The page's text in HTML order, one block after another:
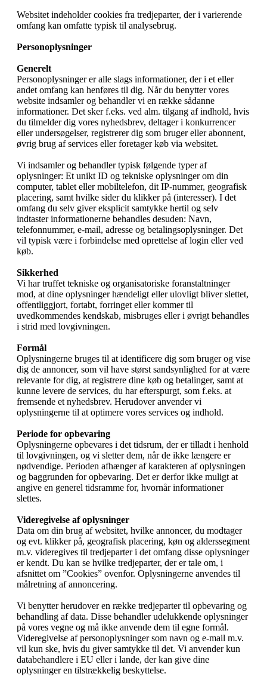
Websitet indeholder cookies fra tredjeparter, der i varierende
omfang kan omfatte typisk til analysebrug.
Personoplysninger
Generelt
Personoplysninger er alle slags informationer, der i et eller
andet omfang kan henføres til dig. Når du benytter vores
website indsamler og behandler vi en række sådanne
informationer. Det sker f.eks. ved alm. tilgang af indhold, hvis
du tilmelder dig vores nyhedsbrev, deltager i konkurrencer
eller undersøgelser, registrerer dig som bruger eller abonnent,
øvrig brug af services eller foretager køb via websitet.
Vi indsamler og behandler typisk følgende typer af
oplysninger: Et unikt ID og tekniske oplysninger om din
computer, tablet eller mobiltelefon, dit IP-nummer, geografisk
placering, samt hvilke sider du klikker på (interesser). I det
omfang du selv giver eksplicit samtykke hertil og selv
indtaster informationerne behandles desuden: Navn,
telefonnummer, e-mail, adresse og betalingsoplysninger. Det
vil typisk være i forbindelse med oprettelse af login eller ved
køb.
Sikkerhed
Vi har truffet tekniske og organisatoriske foranstaltninger
mod, at dine oplysninger hændeligt eller ulovligt bliver slettet,
offentliggjort, fortabt, forringet eller kommer til
uvedkommendes kendskab, misbruges eller i øvrigt behandles
i strid med lovgivningen.
Formål
Oplysningerne bruges til at identificere dig som bruger og vise
dig de annoncer, som vil have størst sandsynlighed for at være
relevante for dig, at registrere dine køb og betalinger, samt at
kunne levere de services, du har efterspurgt, som f.eks. at
fremsende et nyhedsbrev. Herudover anvender vi
oplysningerne til at optimere vores services og indhold.
Periode for opbevaring
Oplysningerne opbevares i det tidsrum, der er tilladt i henhold
til lovgivningen, og vi sletter dem, når de ikke længere er
nødvendige. Perioden afhænger af karakteren af oplysningen
og baggrunden for opbevaring. Det er derfor ikke muligt at
angive en generel tidsramme for, hvornår informationer
slettes.
Videregivelse af oplysninger
Data om din brug af websitet, hvilke annoncer, du modtager
og evt. klikker på, geografisk placering, køn og alderssegment
m.v. videregives til tredjeparter i det omfang disse oplysninger
er kendt. Du kan se hvilke tredjeparter, der er tale om, i
afsnittet om ”Cookies” ovenfor. Oplysningerne anvendes til
målretning af annoncering.
Vi benytter herudover en række tredjeparter til opbevaring og
behandling af data. Disse behandler udelukkende oplysninger
på vores vegne og må ikke anvende dem til egne formål.
Videregivelse af personoplysninger som navn og e-mail m.v.
vil kun ske, hvis du giver samtykke til det. Vi anvender kun
databehandlere i EU eller i lande, der kan give dine
oplysninger en tilstrækkelig beskyttelse.